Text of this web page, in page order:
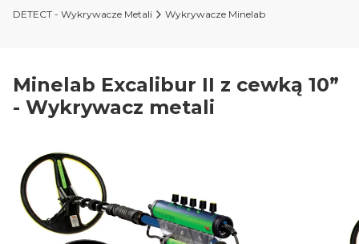
DETECT - Wykrywacze Metali Wykrywacze Minelab
Minelab Excalibur II z cewką 10”
- Wykrywacz metali